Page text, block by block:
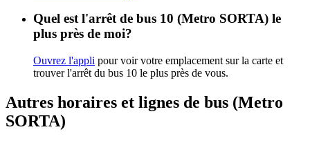
Quel est l'arrêt de bus 10 (Metro SORTA) le
plus près de moi?
Ouvrez l'appli pour voir votre emplacement sur la carte et
trouver l'arrêt du bus 10 le plus près de vous.
Autres horaires et lignes de bus (Metro
SORTA)